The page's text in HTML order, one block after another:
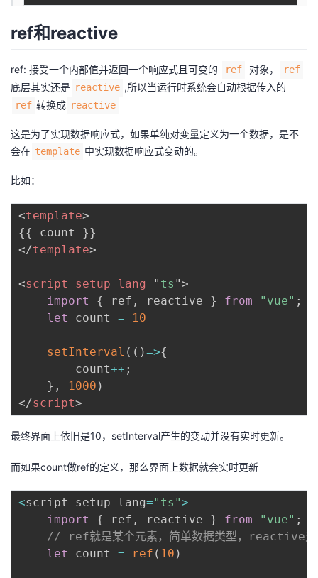
ref和reactive
ref: 接受一个内部值并返回一个响应式且可变的 ref 对象， ref
底层其实还是 reactive ,所以当运行时系统会自动根据传入的
ref 转换成 reactive
这是为了实现数据响应式，如果单纯对变量定义为一个数据，是不
会在 template 中实现数据响应式变动的。
比如：
<template>
</template>
<script setup lang=" ts ">
import
{ ref , reactive } from "vue" ;
let
count = 10
setInterval ( ( )=>{
        count
++ ;
} , 1000 )
</script>
最终界面上依旧是10，setInterval产生的变动并没有实时更新。
而如果count做ref的定义，那么界面上数据就会实时更新
<script setup lang="ts">
import
{ ref , reactive } from "vue" ;
// ref就是某个元素，简单数据类型，reactive对
let
count = ref ( 10 )